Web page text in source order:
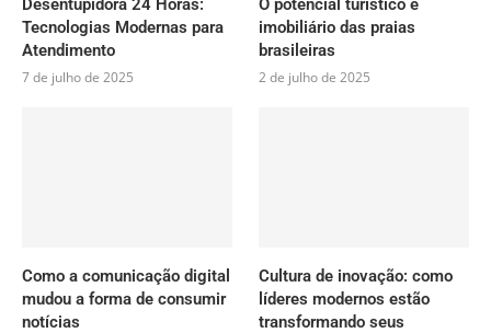
Desentupidora 24 Horas:
Tecnologias Modernas para
Atendimento
7 de julho de 2025
O potencial turístico e
imobiliário das praias
brasileiras
2 de julho de 2025
Como a comunicação digital
mudou a forma de consumir
notícias
Cultura de inovação: como
líderes modernos estão
transformando seus